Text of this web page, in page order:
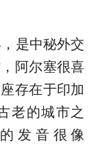
是中秘外交
阿尔塞很喜
存在于印加
老的城市之
发音很像